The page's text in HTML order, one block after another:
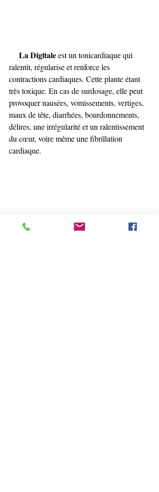
La Digitale est un tonicardiaque qui
ralentit, régularise et renforce les
contractions cardiaques. Cette plante étant
très toxique. En cas de surdosage, elle peut
provoquer nausées, vomissements, vertiges,
maux de tête, diarrhées, bourdonnements,
délires, une irrégularité et un ralentissement
du cœur, voire même une fibrillation
cardiaque.